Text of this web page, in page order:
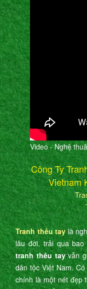
Video - Nghệ
Công Ty
Vietnam
Tranh thêu taylà
lâu đời, trải qua
tranh thêu tayvẫn
dân tộc Việt Nam.
chính là một nét đẹp